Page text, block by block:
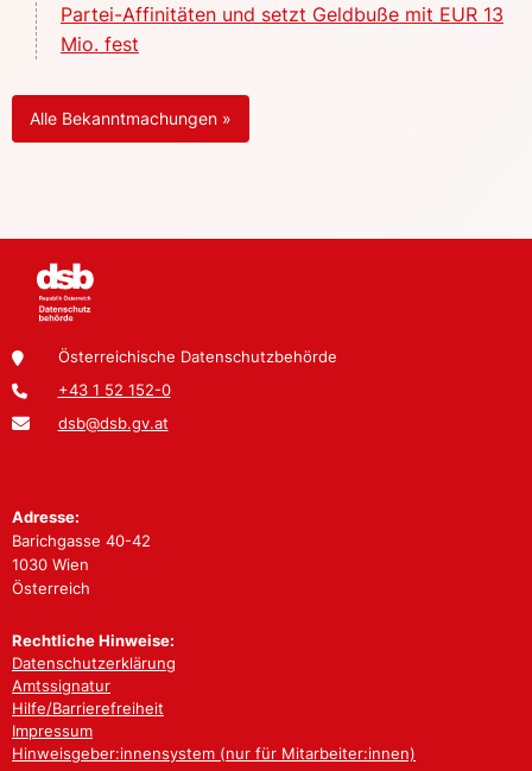
Partei-Affinitäten und setzt Geldbuße mit EUR 13
Mio. fest
Alle Bekanntmachungen »
Österreichische Datenschutzbehörde
+43 1 52 152-0
dsb@dsb.gv.at
Adresse:
Barichgasse 40-42
1030 Wien
Österreich
Rechtliche Hinweise:
Datenschutzerklärung
Amtssignatur
Hilfe/Barrierefreiheit
Impressum
Hinweisgeber:innensystem (nur für Mitarbeiter:innen)